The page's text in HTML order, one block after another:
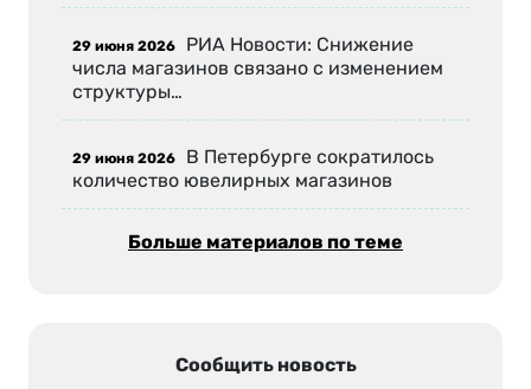
29 июня 2026 РИА Новости: Снижение
числа магазинов связано с изменением
структуры…
29 июня 2026 В Петербурге сократилось
количество ювелирных магазинов
Больше материалов по теме
Сообщить новость